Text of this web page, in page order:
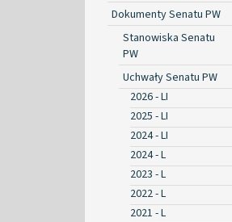
Dokumenty Senatu PW
Stanowiska Senatu
PW
Uchwały Senatu PW
2026 - LI
2025 - LI
2024 - LI
2024 - L
2023 - L
2022 - L
2021 - L